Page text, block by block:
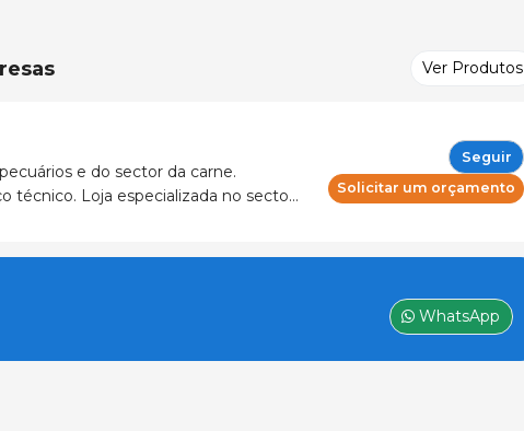
Ver Produtos
e do sector da carne.
no sector
marcas e fabricantes
Seguir
Solicitar um orçamento
WhatsApp